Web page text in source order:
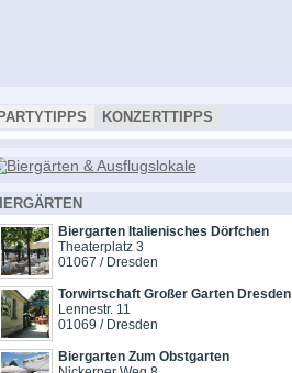
PARTYTIPPS KONZERTTIPPS
Biergarten Italienisches Dörfchen
Theaterplatz 3
01067 / Dresden
Torwirtschaft Großer Garten Dresden
Lennestr. 11
01069 / Dresden
Biergarten Zum Obstgarten